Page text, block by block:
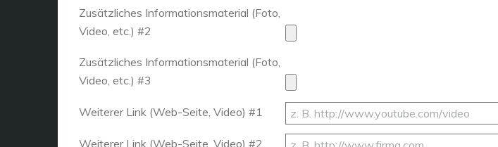
Zusätzliches Informationsmaterial (Foto,
Video, etc.) #2
Zusätzliches Informationsmaterial (Foto,
Video, etc.) #3
Weiterer Link (Web-Seite, Video) #1
Weiterer Link (Web-Seite, Video) #2